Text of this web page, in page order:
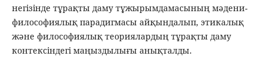
негізінде тұрақты даму тұжырымдамасының мәдени-
философиялық парадигмасы айқындалып, этикалық
және философиялық теориялардың тұрақты даму
контексіндегі маңыздылығы анықталды.